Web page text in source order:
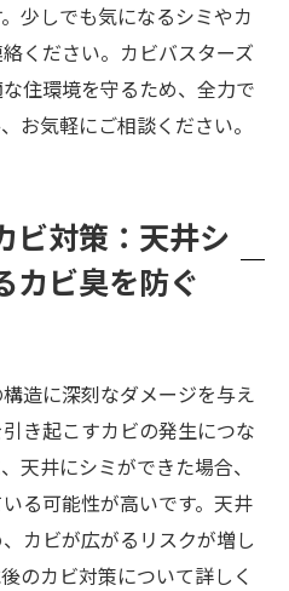
少しでも気になるシミやカ
ください。カビバスターズ
住環境を守るため、全力で
お気軽にご相談ください。
ビ対策：天井シ
カビ臭を防ぐ
造に深刻なダメージを与え
き起こすカビの発生につな
天井にシミができた場合、
る可能性が高いです。天井
カビが広がるリスクが増し
のカビ対策について詳しく